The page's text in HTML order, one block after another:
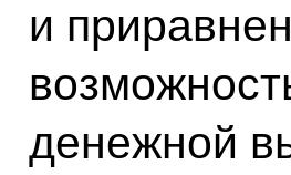
и
денежной